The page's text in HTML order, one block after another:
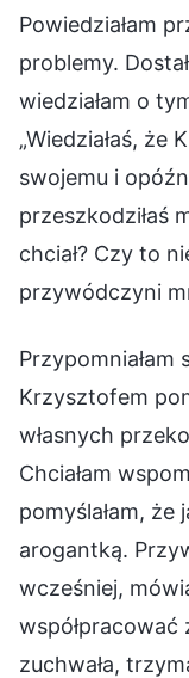
Powiedziałam
problemy.
wiedziałam o
„Wiedziałaś,
swojemu i
przeszkodziłaś
chciał? Czy to
przywódczyni
Przypomniałam
Krzysztofem
własnych
Chciałam
pomyślałam, że
arogantką.
wcześniej,
współpracować
zuchwała,